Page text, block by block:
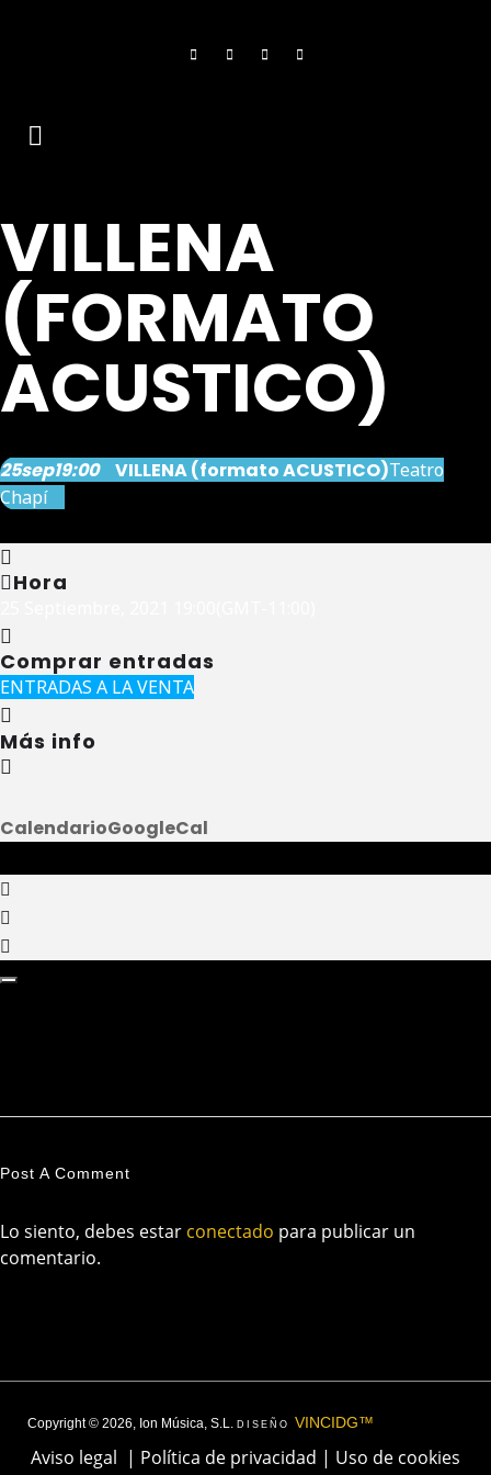
VILLENA
(FORMATO
ACUSTICO)
25sep19:00 VILLENA (formato ACUSTICO)Teatro
Chapí
Hora
Comprar entradas
ENTRADAS A LA VENTA
Más info
CalendarioGoogleCal
Post A Comment
Lo siento, debes estar conectado para publicar un
comentario.
Copyright © 2026, Ion Música, S.L. DISEÑO VINCIDG™
Aviso legal | Política de privacidad | Uso de cookies